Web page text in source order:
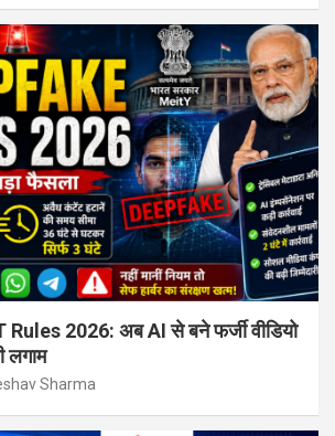
2026: अब AI से बने फर्जी वीडियो
लगाम
Sharma